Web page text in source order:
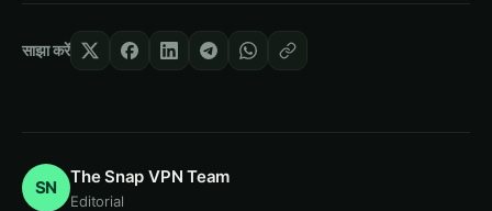
साझा करें
SN
The Snap VPN Team
Editorial